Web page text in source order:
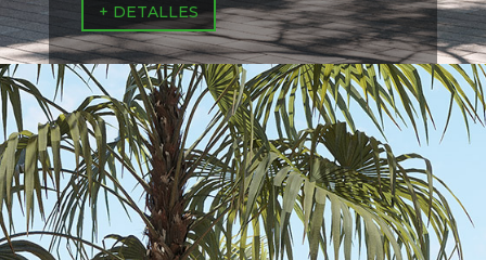
+ DETALLES